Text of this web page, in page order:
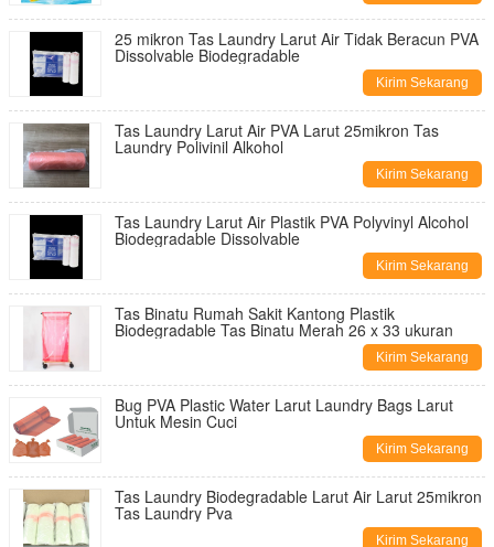
25 mikron Tas Laundry Larut Air Tidak Beracun PVA
Dissolvable Biodegradable
Kirim Sekarang
Tas Laundry Larut Air PVA Larut 25mikron Tas
Laundry Polivinil Alkohol
Kirim Sekarang
Tas Laundry Larut Air Plastik PVA Polyvinyl Alcohol
Biodegradable Dissolvable
Kirim Sekarang
Tas Binatu Rumah Sakit Kantong Plastik
Biodegradable Tas Binatu Merah 26 x 33 ukuran
Kirim Sekarang
Bug PVA Plastic Water Larut Laundry Bags Larut
Untuk Mesin Cuci
Kirim Sekarang
Tas Laundry Biodegradable Larut Air Larut 25mikron
Tas Laundry Pva
Kirim Sekarang